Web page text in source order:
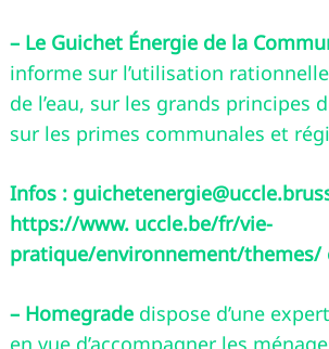
– Le Guichet Énergie de la
informe sur l’utilisation
de l’eau, sur les grands principes
sur les primes communales et
Infos :
https://www. uccle.be/fr/vie-
pratique/environnement/themes/
– Homegrade dispose d’une